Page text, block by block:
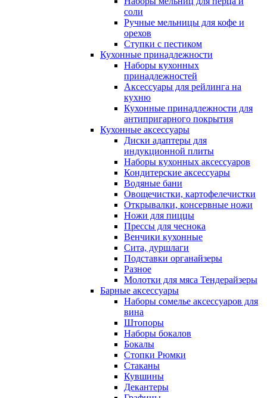
соли
Ручные мельницы для кофе и
орехов
Ступки с пестиком
Кухонные принадлежности
Наборы кухонных
принадлежностей
Аксессуары для рейлинга на
кухню
Кухонные принадлежности для
антипригарного покрытия
Кухонные аксессуары
Диски адаптеры для
индукционной плиты
Наборы кухонных аксессуаров
Кондитерские аксессуары
Водяные бани
Овощечистки, картофелечистки
Открывалки, консервные ножи
Ножи для пиццы
Прессы для чеснока
Венчики кухонные
Сита, дуршлаги
Подставки органайзеры
Разное
Молотки для мяса Тендерайзеры
Барные аксессуары
Наборы сомелье аксессуаров для
вина
Штопоры
Наборы бокалов
Бокалы
Стопки Рюмки
Стаканы
Кувшины
Декантеры